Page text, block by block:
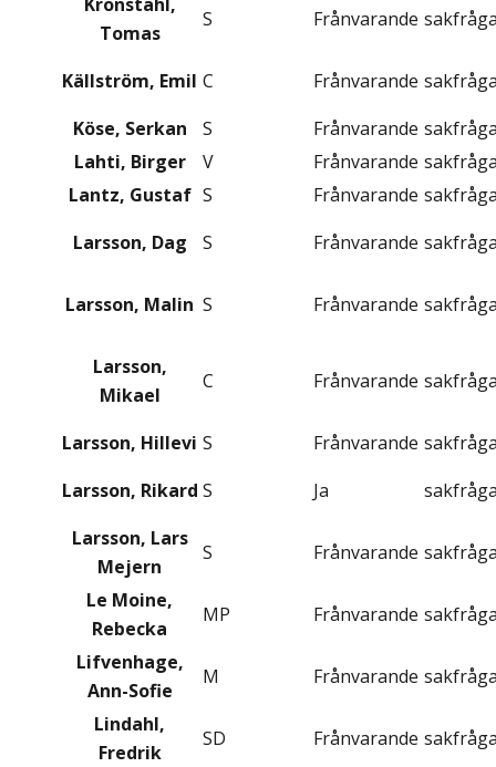
Tomas
S Frånvarande
Källström, Emil C Frånvarande
Köse, Serkan
S Frånvarande
Lahti, Birger
V Frånvarande
Lantz, Gustaf S Frånvarande
Larsson, Dag
S Frånvarande
Larsson, Malin S Frånvarande
Larsson,
Mikael
C Frånvarande
Larsson, Hillevi S Frånvarande
Larsson, Rikard S Ja
Larsson, Lars
Mejern
S Frånvarande
Le Moine,
Rebecka
MP Frånvarande
Lifvenhage,
Ann-Sofie
M Frånvarande
Lindahl,
Fredrik
SD Frånvarande